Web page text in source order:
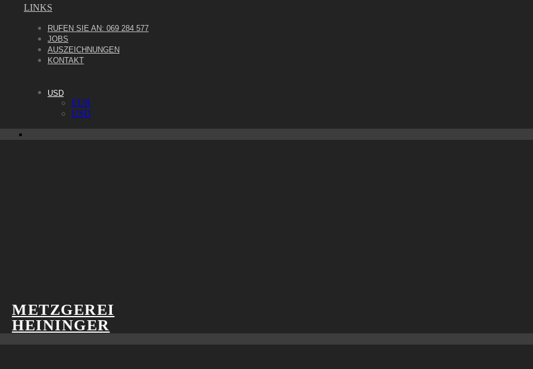
LINKS
RUFEN SIE AN: 069 284 577
JOBS
AUSZEICHNUNGEN
KONTAKT
USD
EUR
USD
METZGEREI
HEININGER
Federweißerfest auf dem Liebfrauenberg